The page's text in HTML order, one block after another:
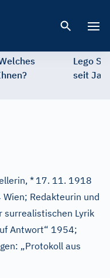
Lego
seit
* 17. 11. 1918
Redakteurin und
surrealistischen Lyrik
Antwort“ 1954;
„Protokoll aus